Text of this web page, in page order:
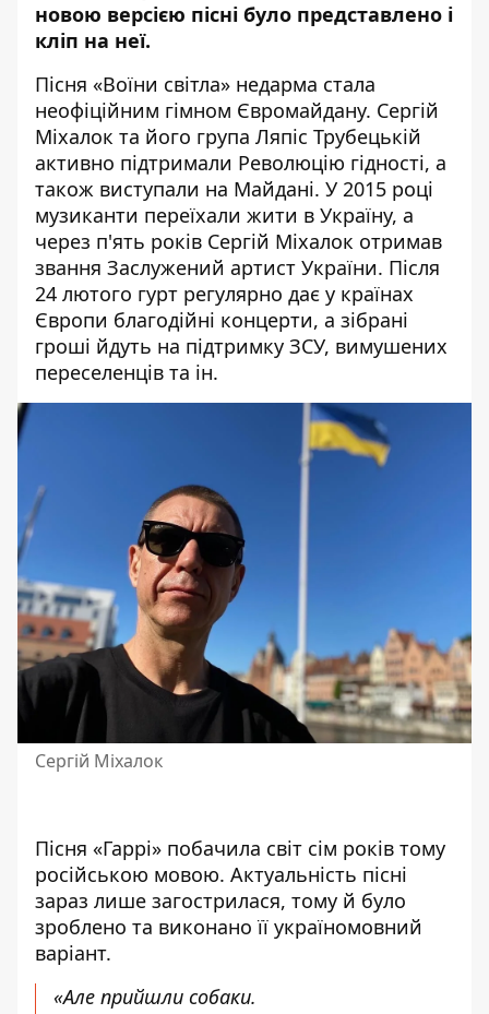
новою версією пісні було представлено і
кліп на неї.
Пісня «Воїни світла» недарма стала
неофіційним гімном Євромайдану. Сергій
Міхалок та його група Ляпіс Трубецькій
активно підтримали Революцію гідності, а
також виступали на Майдані. У 2015 році
музиканти переїхали жити в Україну, а
через п'ять років Сергій Міхалок отримав
звання Заслужений артист України. Після
24 лютого гурт регулярно дає у країнах
Європи благодійні концерти, а зібрані
гроші йдуть на підтримку ЗСУ, вимушених
переселенців та ін.
Сергій Міхалок
Пісня «Гаррі» побачила світ сім років тому
російською мовою. Актуальність пісні
зараз лише загострилася, тому й було
зроблено та виконано її україномовний
варіант.
«Але прийшли собаки.